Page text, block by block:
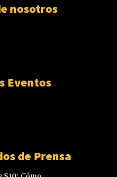
nosotros
Eventos
de Prensa